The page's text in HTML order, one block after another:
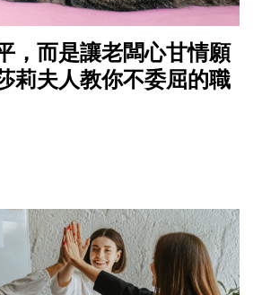
，而是讓老闆心甘情願
莉夫人教你不委屈的職